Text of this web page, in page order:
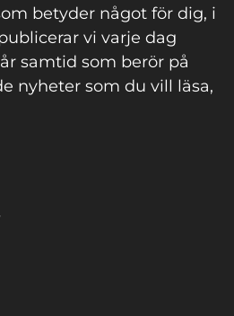
betyder något för dig, i
vi varje dag
samtid som berör på
nyheter som du vill läsa,